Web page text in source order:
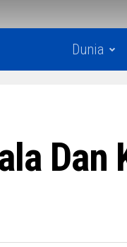
Dunia